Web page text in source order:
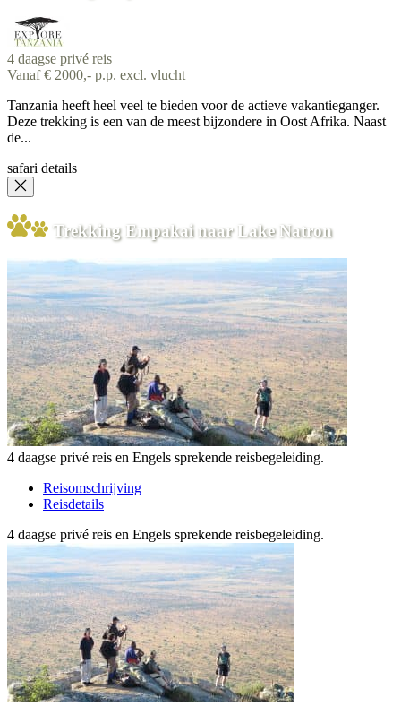
4 daagse privé reis
Vanaf € 2000,- p.p. excl. vlucht
Tanzania heeft heel veel te bieden voor de actieve vakantieganger.
Deze trekking is een van de meest bijzondere in Oost Afrika. Naast
de...
safari details
Trekking Empakai naar Lake Natron
4 daagse privé reis en Engels sprekende reisbegeleiding.
Reisomschrijving
Reisdetails
4 daagse privé reis en Engels sprekende reisbegeleiding.